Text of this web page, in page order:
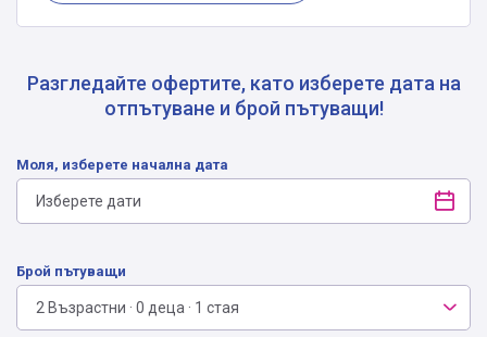
Разгледайте офертите, като изберете дата на
отпътуване и брой пътуващи!
Моля, изберете начална дата
Брой пътуващи
2 Възрастни · 0 деца · 1 стая